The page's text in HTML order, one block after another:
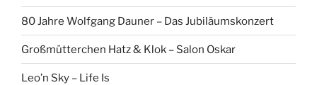
80 Jahre Wolfgang Dauner – Das Jubiläumskonzert
Großmütterchen Hatz & Klok – Salon Oskar
Leo’n Sky – Life Is